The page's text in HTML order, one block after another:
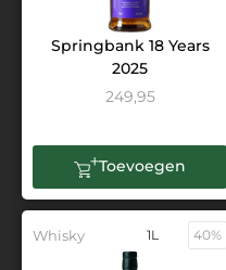
Springbank 18 Years
2025
249,95
Toevoegen
Whisky 1L 40%